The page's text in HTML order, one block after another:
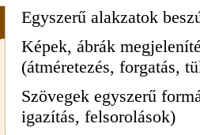
Egyszerű alakzatok
Képek, ábrák
(átméretezés, forgatás,
Szövegek egyszerű
igazítás, felsorolások)